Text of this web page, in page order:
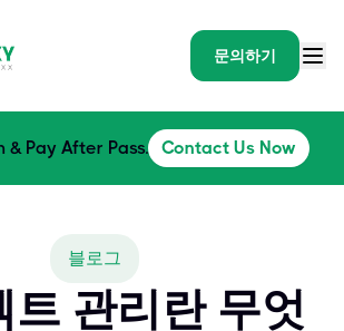
문의하기
& Pay After Pass. Contact Us Now
블로그
트 관리란 무엇